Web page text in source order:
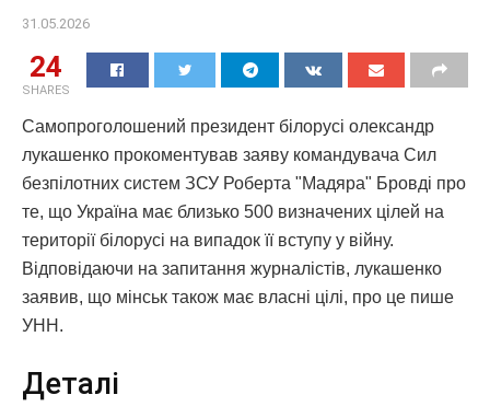
31.05.2026
24
SHARES
Самопроголошений президент білорусі олександр
лукашенко прокоментував заяву командувача Сил
безпілотних систем ЗСУ Роберта "Мадяра" Бровді про
те, що Україна має близько 500 визначених цілей на
території білорусі на випадок її вступу у війну.
Відповідаючи на запитання журналістів, лукашенко
заявив, що мінськ також має власні цілі, про це пише
УНН.
Деталі